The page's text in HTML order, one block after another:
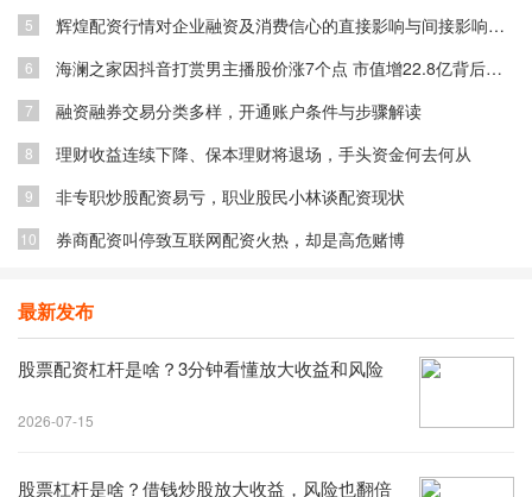
5 辉煌配资行情对企业融资及消费信心的直接影响与间接影响分析
6 海澜之家因抖音打赏男主播股价涨7个点 市值增22.8亿背后原因
7 融资融券交易分类多样，开通账户条件与步骤解读
8 理财收益连续下降、保本理财将退场，手头资金何去何从
9 非专职炒股配资易亏，职业股民小林谈配资现状
10 券商配资叫停致互联网配资火热，却是高危赌博
最新发布
股票配资杠杆是啥？3分钟看懂放大收益和风险
2026-07-15
股票杠杆是啥？借钱炒股放大收益，风险也翻倍